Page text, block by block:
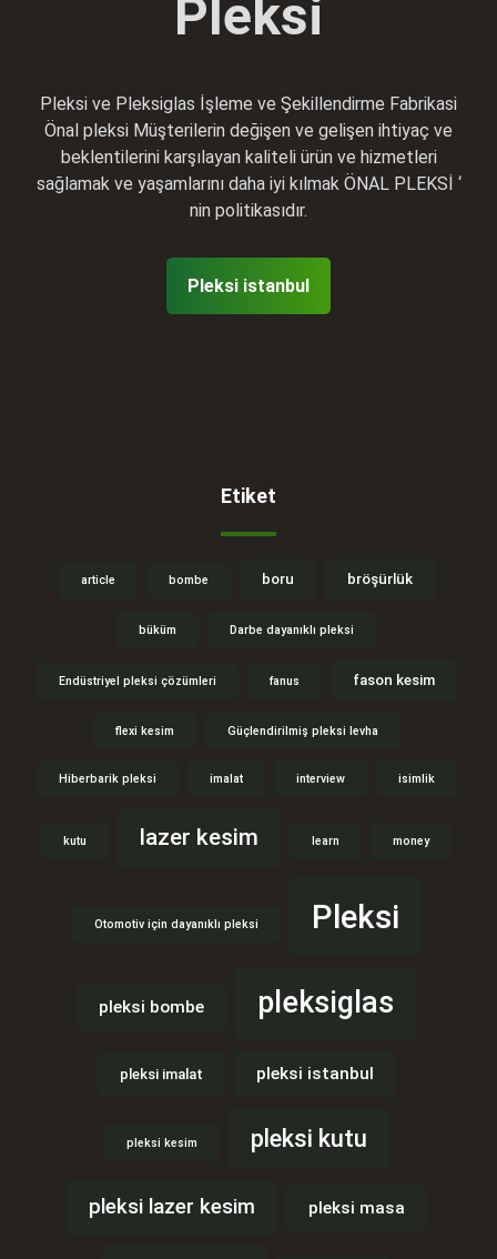
Pleksi
Pleksi ve Pleksiglas İşleme ve Şekillendirme Fabrikasi
Önal pleksi Müşterilerin değişen ve gelişen ihtiyaç ve
beklentilerini karşılayan kaliteli ürün ve hizmetleri
sağlamak ve yaşamlarını daha iyi kılmak ÖNAL PLEKSİ ‘
nin politikasıdır.
Pleksi istanbul
Etiket
article bombe boru bröşürlük
büküm Darbe dayanıklı pleksi
Endüstriyel pleksi çözümleri fanus fason kesim
flexi kesim Güçlendirilmiş pleksi levha
Hiberbarik pleksi imalat interview isimlik
kutu lazer kesim learn money
Otomotiv için dayanıklı pleksi Pleksi
pleksi bombe pleksiglas
pleksi imalat pleksi istanbul
pleksi kesim pleksi kutu
pleksi lazer kesim pleksi masa